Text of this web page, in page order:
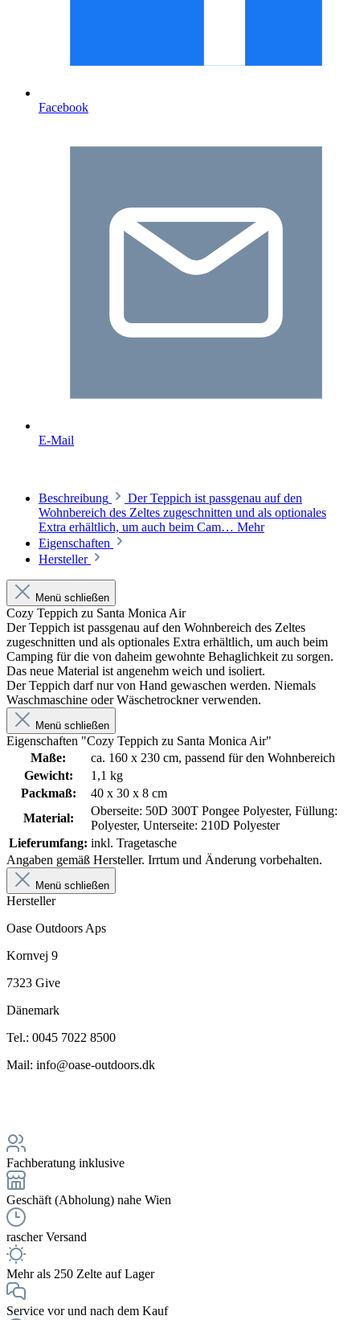
Facebook
E-Mail
Beschreibung
Der Teppich ist passgenau auf den
Wohnbereich des Zeltes zugeschnitten und als optionales
Extra erhältlich, um auch beim Cam… Mehr
Eigenschaften
Hersteller
Menü schließen
Cozy Teppich zu Santa Monica Air
Der Teppich ist passgenau auf den Wohnbereich des Zeltes
zugeschnitten und als optionales Extra erhältlich, um auch beim
Camping für die von daheim gewohnte Behaglichkeit zu sorgen.
Das neue Material ist angenehm weich und isoliert.
Der Teppich darf nur von Hand gewaschen werden. Niemals
Waschmaschine oder Wäschetrockner verwenden.
Menü schließen
Eigenschaften "Cozy Teppich zu Santa Monica Air"
Maße:
ca. 160 x 230 cm, passend für den Wohnbereich
Gewicht:
1,1 kg
Packmaß:
40 x 30 x 8 cm
Material:
Oberseite: 50D 300T Pongee Polyester, Füllung:
Polyester, Unterseite: 210D Polyester
Lieferumfang: inkl. Tragetasche
Angaben gemäß Hersteller. Irrtum und Änderung vorbehalten.
Menü schließen
Hersteller
Oase Outdoors Aps
Kornvej 9
7323 Give
Dänemark
Tel.: 0045 7022 8500
Mail: info@oase-outdoors.dk
Fachberatung inklusive
Geschäft (Abholung) nahe Wien
rascher Versand
Mehr als 250 Zelte auf Lager
Service vor und nach dem Kauf